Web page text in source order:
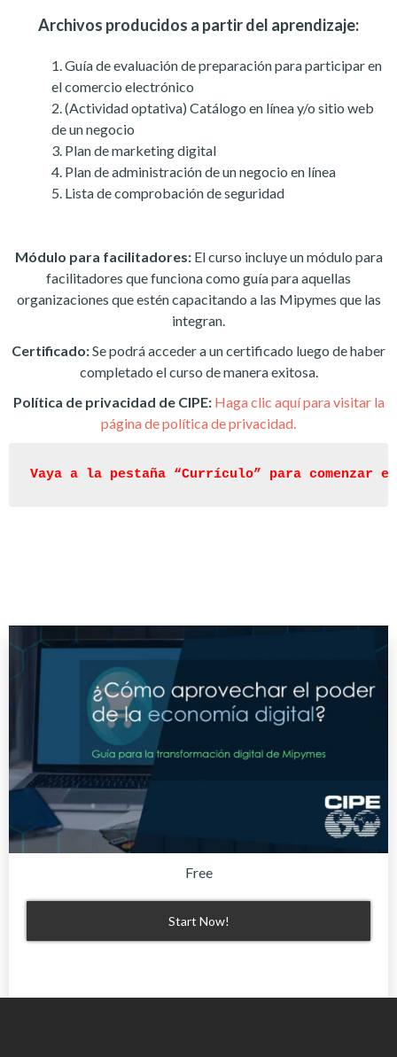
Archivos producidos a partir del aprendizaje:
Guía de evaluación de preparación para participar en
el comercio electrónico
(Actividad optativa) Catálogo en línea y/o sitio web
de un negocio
Plan de marketing digital
Plan de administración de un negocio en línea
Lista de comprobación de seguridad
Módulo para facilitadores:El curso incluye un módulo para
facilitadores que funciona como guía para aquellas
organizaciones que estén capacitando a las Mipymes que las
integran.
Certificado:Se podrá acceder a un certificado luego de haber
completado el curso de manera exitosa.
Política de privacidad de CIPE: Haga clic aquí para visitar la
página de política de privacidad.
Vaya a la pestaña “Currículo” para comenzar
Free
Start Now!